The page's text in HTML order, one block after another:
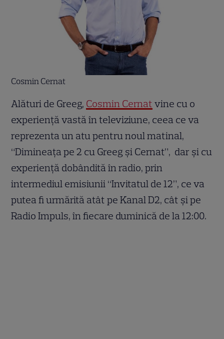
Cosmin Cernat
Alături de Greeg, Cosmin Cernat vine cu o
experiență vastă în televiziune, ceea ce va
reprezenta un atu pentru noul matinal,
“Dimineața pe 2 cu Greeg și Cernat”, dar și cu
experiență dobândită în radio, prin
intermediul emisiunii “Invitatul de 12”, ce va
putea fi urmărită atât pe Kanal D2, cât și pe
Radio Impuls, în fiecare duminică de la 12:00.